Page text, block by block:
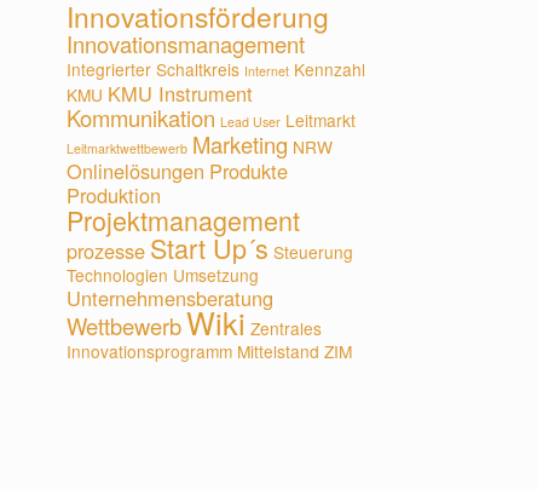
Innovationsförderung
Innovationsmanagement
Integrierter Schaltkreis Internet Kennzahl
KMU KMU Instrument
Kommunikation Lead User Leitmarkt
Leitmarktwettbewerb Marketing NRW
Onlinelösungen Produkte
Produktion
Projektmanagement
prozesse Start Up´s Steuerung
Technologien Umsetzung
Unternehmensberatung
WettbewerbWiki Zentrales
Innovationsprogramm Mittelstand ZIM